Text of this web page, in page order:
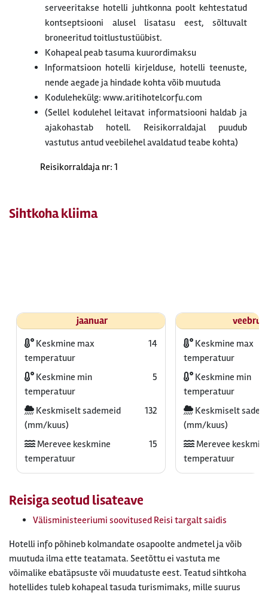
serveeritakse hotelli juhtkonna poolt kehtestatud
kontseptsiooni alusel lisatasu eest, sõltuvalt
broneeritud toitlustustüübist.
Kohapeal peab tasuma kuurordimaksu
Informatsioon hotelli kirjelduse, hotelli teenuste,
nende aegade ja hindade kohta võib muutuda
Kodulehekülg: www.aritihotelcorfu.com
(Sellel kodulehel leitavat informatsiooni haldab ja
ajakohastab hotell. Reisikorraldajal puudub
vastutus antud veebilehel avaldatud teabe kohta)
Reisikorraldaja nr: 1
Sihtkoha kliima
jaanuar
Keskmine max
temperatuur
14
Keskmine min
temperatuur
5
Keskmiselt sademeid
(mm/kuus)
132
Merevee keskmine
temperatuur
15
Keskmine max
temperatuur
Keskmine min
temperatuur
Keskmiselt
(mm/kuus)
Merevee
temperatuur
Reisiga seotud lisateave
Välisministeeriumi soovitused Reisi targalt saidis
Hotelli info põhineb kolmandate osapoolte andmetel ja võib
muutuda ilma ette teatamata. Seetõttu ei vastuta me
võimalike ebatäpsuste või muudatuste eest. Teatud sihtkoha
hotellides tuleb kohapeal tasuda turismimaks, mille suurus